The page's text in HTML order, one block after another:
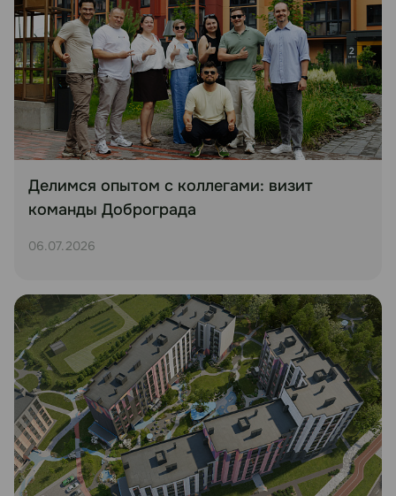
Делимся опытом с коллегами: визит
команды Доброграда
06.07.2026